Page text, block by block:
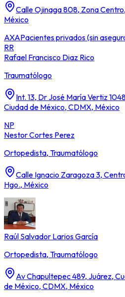
Calle Ojinaga 808, Zona
México
AXAPacientes privados (sin
RR
Rafael Francisco Diaz Rico
Traumatólogo
Int. 13, Dr José María Vertiz
Ciudad de México, CDMX, México
NP
Nestor Cortes Perez
Ortopedista, Traumatólogo
Calle Ignacio Zaragoza 3,
Hgo., México
Raúl Salvador Larios García
Ortopedista, Traumatólogo
Av Chapultepec 489, Juárez,
de México, CDMX, México